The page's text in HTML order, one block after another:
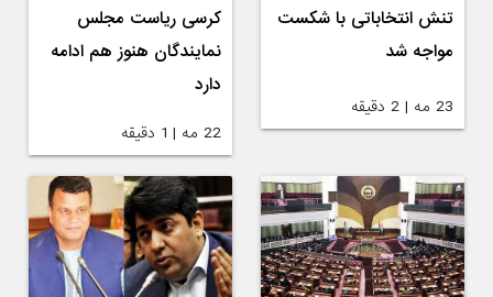
تنش انتخاباتی با شکست
مواجه شد
23 مه | 2 دقیقه
کرسی ریاست مجلس
نمایندگان هنوز هم ادامه
دارد
22 مه | 1 دقیقه